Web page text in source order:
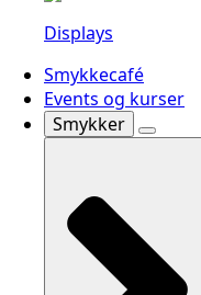
Displays
Smykkecafé
Events og kurser
Smykker